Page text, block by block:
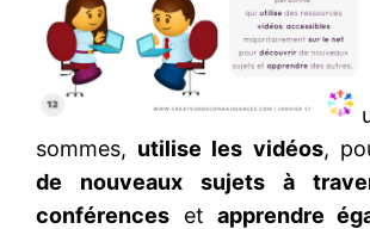
sommes, utilise les vidéos,
de nouveaux sujets à
conférences et apprendre